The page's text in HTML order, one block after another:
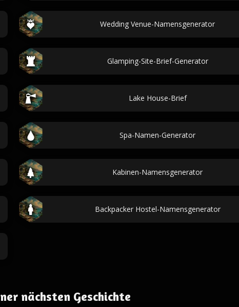
Wedding Venue-Namensgenerator
Glamping-Site-Brief-Generator
Lake House-Brief
Spa-Namen-Generator
Kabinen-Namensgenerator
Backpacker Hostel-Namensgenerator
nächsten Geschichte